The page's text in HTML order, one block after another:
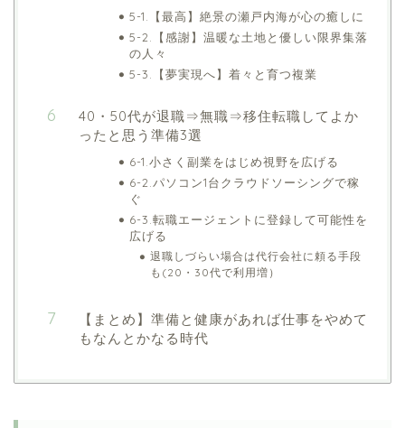
5-1.【最高】絶景の瀬戸内海が心の癒しに
5-2.【感謝】温暖な土地と優しい限界集落
の人々
5-3.【夢実現へ】着々と育つ複業
40・50代が退職⇒無職⇒移住転職してよか
ったと思う準備3選
6-1.小さく副業をはじめ視野を広げる
6-2.パソコン1台クラウドソーシングで稼
ぐ
6-3.転職エージェントに登録して可能性を
広げる
退職しづらい場合は代行会社に頼る手段
も(20・30代で利用増）
【まとめ】準備と健康があれば仕事をやめて
もなんとかなる時代